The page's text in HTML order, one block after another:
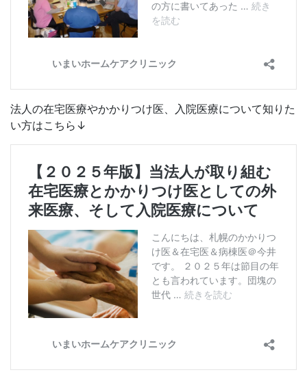
法人の在宅医療やかかりつけ医、入院医療について知りた
い方はこちら↓